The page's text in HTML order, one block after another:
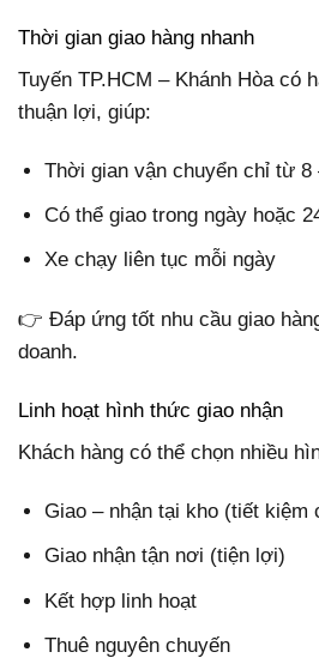
Thời gian giao hàng nhanh
Tuyến TP.HCM – Khánh Hòa có
thuận lợi, giúp:
Thời gian vận chuyển chỉ từ 8
Có thể giao trong ngày hoặc
Xe chạy liên tục mỗi ngày
👉 Đáp ứng tốt nhu cầu giao
doanh.
Linh hoạt hình thức giao nhận
Khách hàng có thể chọn nhiều
Giao – nhận tại kho (tiết kiệm
Giao nhận tận nơi (tiện lợi)
Kết hợp linh hoạt
Thuê nguyên chuyến